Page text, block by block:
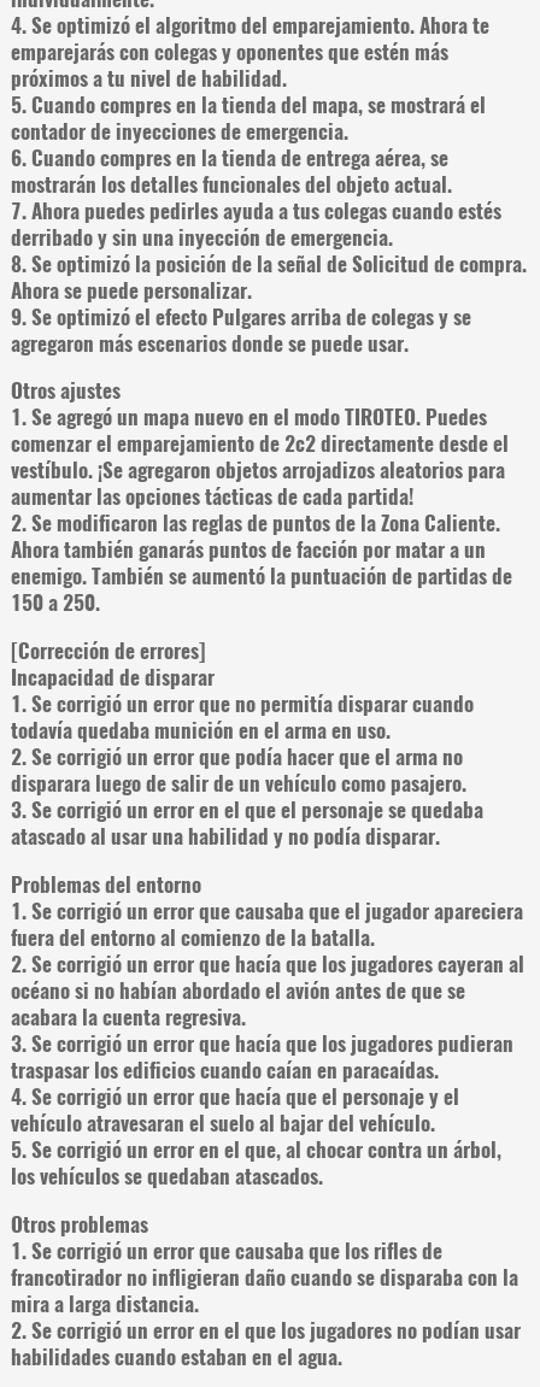
4. Se optimizó el algoritmo del emparejamiento. Ahora te
emparejarás con colegas y oponentes que estén más
próximos a tu nivel de habilidad.
5. Cuando compres en la tienda del mapa, se mostrará el
contador de inyecciones de emergencia.
6. Cuando compres en la tienda de entrega aérea, se
mostrarán los detalles funcionales del objeto actual.
7. Ahora puedes pedirles ayuda a tus colegas cuando estés
derribado y sin una inyección de emergencia.
8. Se optimizó la posición de la señal de Solicitud de compra.
Ahora se puede personalizar.
9. Se optimizó el efecto Pulgares arriba de colegas y se
agregaron más escenarios donde se puede usar.
Otros ajustes
1. Se agregó un mapa nuevo en el modo TIROTEO. Puedes
comenzar el emparejamiento de 2c2 directamente desde el
vestíbulo. ¡Se agregaron objetos arrojadizos aleatorios para
aumentar las opciones tácticas de cada partida!
2. Se modificaron las reglas de puntos de la Zona Caliente.
Ahora también ganarás puntos de facción por matar a un
enemigo. También se aumentó la puntuación de partidas de
150 a 250.
[Corrección de errores]
Incapacidad de disparar
1. Se corrigió un error que no permitía disparar cuando
todavía quedaba munición en el arma en uso.
2. Se corrigió un error que podía hacer que el arma no
disparara luego de salir de un vehículo como pasajero.
3. Se corrigió un error en el que el personaje se quedaba
atascado al usar una habilidad y no podía disparar.
Problemas del entorno
1. Se corrigió un error que causaba que el jugador apareciera
fuera del entorno al comienzo de la batalla.
2. Se corrigió un error que hacía que los jugadores cayeran al
océano si no habían abordado el avión antes de que se
acabara la cuenta regresiva.
3. Se corrigió un error que hacía que los jugadores pudieran
traspasar los edificios cuando caían en paracaídas.
4. Se corrigió un error que hacía que el personaje y el
vehículo atravesaran el suelo al bajar del vehículo.
5. Se corrigió un error en el que, al chocar contra un árbol,
los vehículos se quedaban atascados.
Otros problemas
1. Se corrigió un error que causaba que los rifles de
francotirador no infligieran daño cuando se disparaba con la
mira a larga distancia.
2. Se corrigió un error en el que los jugadores no podían usar
habilidades cuando estaban en el agua.